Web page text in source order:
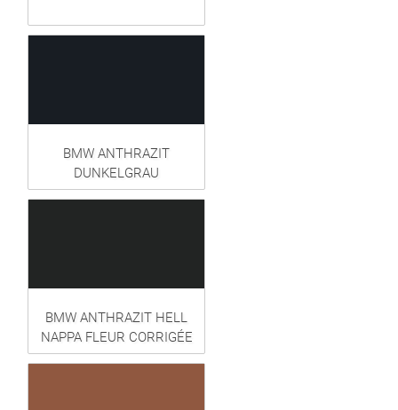
BMW ANTHRAZIT
DUNKELGRAU
BMW ANTHRAZIT HELL
NAPPA FLEUR CORRIGÉE